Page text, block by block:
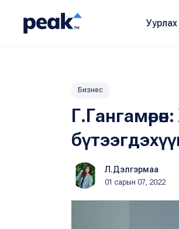
Уурлах
Бизнес
Л.Дэлгэрмаа
01 сарын 07, 2022